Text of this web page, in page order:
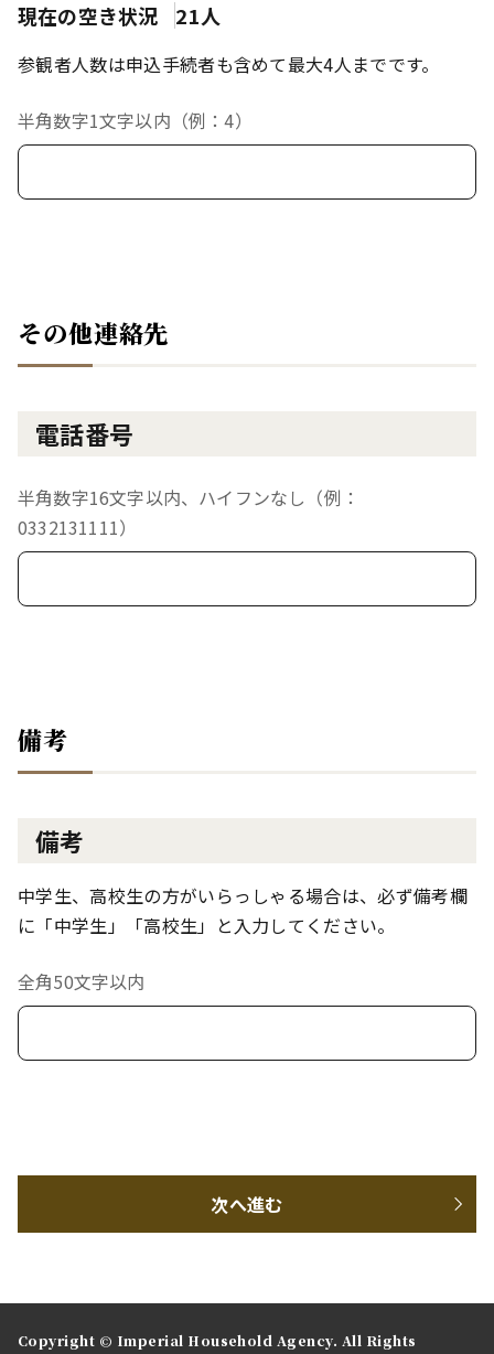
現在の空き状況 21人
参観者人数は申込手続者も含めて最大4人までです。
半角数字1文字以内（例：4）
その他連絡先
電話番号
半角数字16文字以内、ハイフンなし（例：
0332131111）
備考
備考
中学生、高校生の方がいらっしゃる場合は、必ず備考欄
に「中学生」「高校生」と入力してください。
全角50文字以内
次へ進む
Copyright © Imperial Household Agency. All Rights